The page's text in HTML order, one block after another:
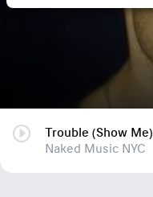
Trouble (Show Me)
Naked Music NYC